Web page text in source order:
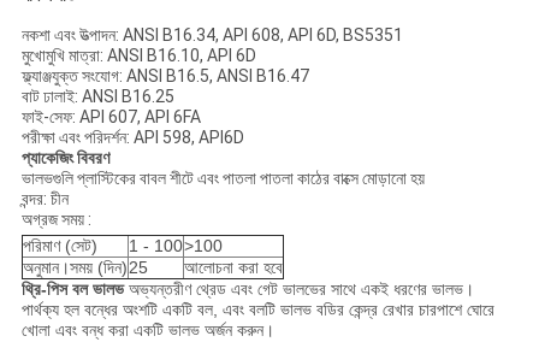
নকশা এবং উত্পাদন: ANSI B16.34, API 608, API 6D, BS5351
মুখোমুখি মাত্রা: ANSI B16.10, API 6D
ফ্ল্যাঞ্জযুক্ত সংযোগ: ANSI B16.5, ANSI B16.47
বাট ঢালাই: ANSI B16.25
ফাই-সেফ: API 607, API 6FA
পরীক্ষা এবং পরিদর্শন: API 598, API6D
প্যাকেজিং বিবরণ
ভালভগুলি প্লাস্টিকের বাবল শীটে এবং পাতলা পাতলা কাঠের বাক্সে মোড়ানো হয়
বন্দর: চীন
অগ্রজ সময় :
পরিমাণ (সেট)
1 - 100>100
অনুমান।সময় (দিন)25
আলোচনা করা হবে
থ্রি-পিস বল ভালভঅভ্যন্তরীণ থ্রেড এবং গেট ভালভের সাথে একই ধরণের ভালভ।
পার্থক্য হল বন্ধের অংশটি একটি বল, এবং বলটি ভালভ বডির কেন্দ্র রেখার চারপাশে ঘোরে
খোলা এবং বন্ধ করা একটি ভালভ অর্জন করুন।